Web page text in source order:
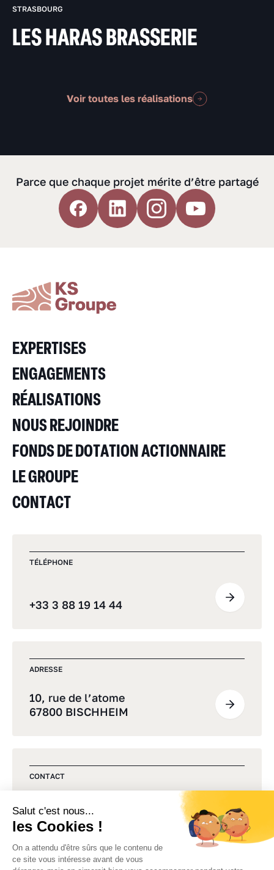
STRASBOURG
LES HARAS BRASSERIE
Voir toutes les réalisations
Parce que chaque projet mérite d’être partagé
EXPERTISES
ENGAGEMENTS
RÉALISATIONS
NOUS REJOINDRE
FONDS DE DOTATION ACTIONNAIRE
LE GROUPE
CONTACT
TÉLÉPHONE
+33 3 88 19 14 44
ADRESSE
10, rue de l’atome
67800 BISCHHEIM
CONTACT
Commençons par un premier
échange